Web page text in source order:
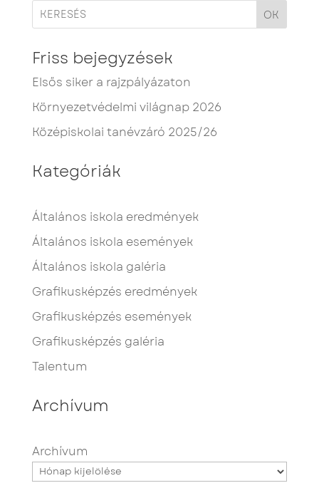
OK
Friss bejegyzések
Elsős siker a rajzpályázaton
Környezetvédelmi világnap 2026
Középiskolai tanévzáró 2025/26
Kategóriák
Általános iskola eredmények
Általános iskola események
Általános iskola galéria
Grafikusképzés eredmények
Grafikusképzés események
Grafikusképzés galéria
Talentum
Archívum
Archívum